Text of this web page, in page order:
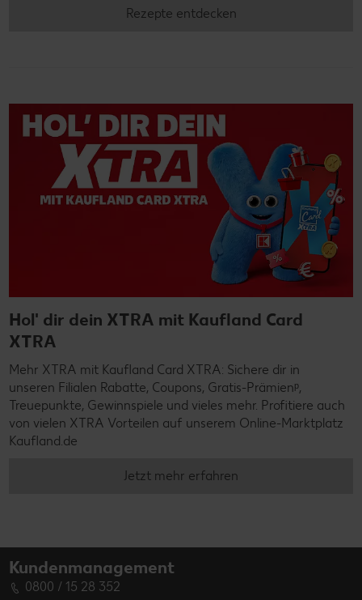
Rezepte entdecken
Hol' dir dein XTRA mit Kaufland Card
XTRA
Mehr XTRA mit Kaufland Card XTRA: Sichere dir in
unseren Filialen Rabatte, Coupons, Gratis-Prämienᵖ,
Treuepunkte, Gewinnspiele und vieles mehr. Profitiere auch
von vielen XTRA Vorteilen auf unserem Online-Marktplatz
Kaufland.de
Jetzt mehr erfahren
Kundenmanagement
0800 / 15 28 352